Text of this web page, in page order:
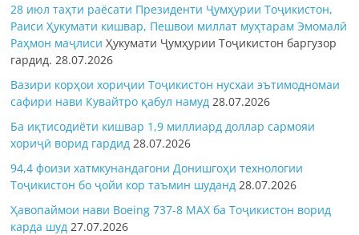
28 июл таҳти раёсати Президенти Ҷумҳурии Тоҷикистон,
Раиси Ҳукумати кишвар, Пешвои миллат муҳтарам Эмомалӣ
Раҳмон маҷлисиҲукумати Ҷумҳурии Тоҷикистон баргузор
гардид.28.07.2026
Вазири корҳои хориҷии Тоҷикистон нусхаи эътимодномаи
сафири нави Кувайтро қабул намуд 28.07.2026
Ба иқтисодиёти кишвар 1,9 миллиард доллар сармояи
хориҷӣ ворид гардид 28.07.2026
94,4 фоизи хатмкунандагони Донишгоҳи технологии
Тоҷикистон бо ҷойи кор таъмин шуданд 28.07.2026
Ҳавопаймои нави Boeing 737-8 MAX ба Тоҷикистон ворид
карда шуд 27.07.2026